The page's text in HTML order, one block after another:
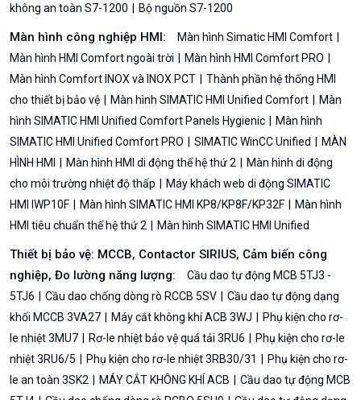
không an toàn S7-1200
Bộ nguồn S7-1200
Màn hình công nghiệp HMI:
Màn hình Simatic HMI Comfort
Màn hình HMI Comfort ngoài trời
Màn hình HMI Comfort PRO
Màn hình Comfort INOX và INOX PCT
Thành phần hệ thống HMI
cho thiết bị bảo vệ
Màn hình SIMATIC HMI Unified Comfort
Màn
hình SIMATIC HMI Unified Comfort Panels Hygienic
Màn hình
SIMATIC HMI Unified Comfort PRO
SIMATIC WinCC Unified
MÀN
HÌNH HMI
Màn hình HMI di động thế hệ thứ 2
Màn hình di động
cho môi trường nhiệt độ thấp
Máy khách web di động SIMATIC
HMI IWP10F
Màn hình SIMATIC HMI KP8/KP8F/KP32F
Màn hình
HMI tiêu chuẩn thế hệ thứ 2
Màn hình SIMATIC HMI Unified
Thiết bị bảo vệ: MCCB, Contactor SIRIUS, Cảm biến công
nghiệp, Đo lường năng lượng:
Cầu dao tự động MCB 5TJ3 -
5TJ6
Cầu dao chống dòng rò RCCB 5SV
Cầu dao tự động dạng
khối MCCB 3VA27
Máy cắt không khí ACB 3WJ
Phụ kiện cho rơ-
le nhiệt 3MU7
Rơ-le nhiệt bảo vệ quá tải 3RU6
Phụ kiện cho rơ-le
nhiệt 3RU6/5
Phụ kiện cho rơ-le nhiệt 3RB30/31
Phụ kiện cho rơ-
le an toàn 3SK2
MÁY CẮT KHÔNG KHÍ ACB
Cầu dao tự động MCB